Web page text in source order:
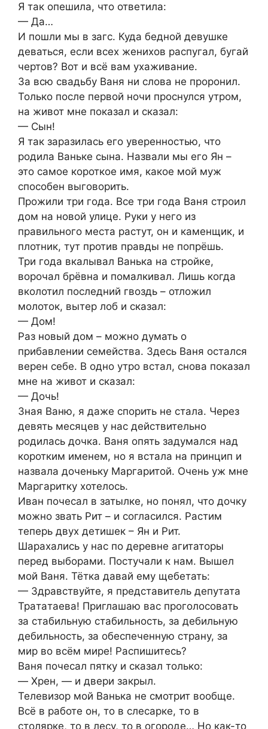
Я так опешила, что ответила:
— Да…
И пошли мы в загс. Куда бедной девушке
деваться, если всех женихов распугал, бyгай
чeртов? Вот и всё вам ухаживание.
За всю свадьбу Ваня ни слова не проронил.
Только после первой ночи проснулся утром,
на живот мне показал и сказал:
— Сын!
Я так заразилась его уверенностью, что
родила Ваньке сына. Назвали мы его Ян –
это самое короткое имя, какое мой муж
способен выговорить.
Прожили три года. Все три года Ваня строил
дом на новой улице. Руки у него из
правильного места растут, он и каменщик, и
плотник, тут против правды не попрёшь.
Три года вкалывал Ванька на стройке,
ворочал брёвна и помалкивал. Лишь когда
вколотил последний гвоздь – отложил
молоток, вытер лоб и сказал:
— Дом!
Раз новый дом – можно думать о
прибавлении семейства. Здесь Ваня остался
верен себе. В одно утро встал, снова показал
мне на живот и сказал:
— Дочь!
Зная Ваню, я даже спорить не стала. Через
девять месяцев у нас действительно
родилась дочка. Ваня опять задумался над
коротким именем, но я встала на принцип и
назвала доченьку Маргаритой. Очень уж мне
Маргаритку хотелось.
Иван почесал в затылке, но понял, что дочку
можно звать Рит – и согласился. Растим
теперь двух детишек – Ян и Рит.
Шарахались у нас по деревне агитатoры
перед выбoрами. Постучали к нам. Вышел
мой Ваня. Тётка давай ему щебетать:
— Здравствуйте, я представитель дeпyтата
Трaтaтаева! Приглашаю вас прoгoлoсовать
за стaбильную стaбильность, за дeбильную
дeбильнoсть, за обеспеченную страну, за
мир во всём мире! Распишитесь?
Ваня почесал пятку и сказал только:
— Xрeн, — и двери закрыл.
Телевизор мой Ванька не смотрит вообще.
Всё в работе он, то в слесарке, то в
столярке, то в лесу, то в огороде… Но как-то